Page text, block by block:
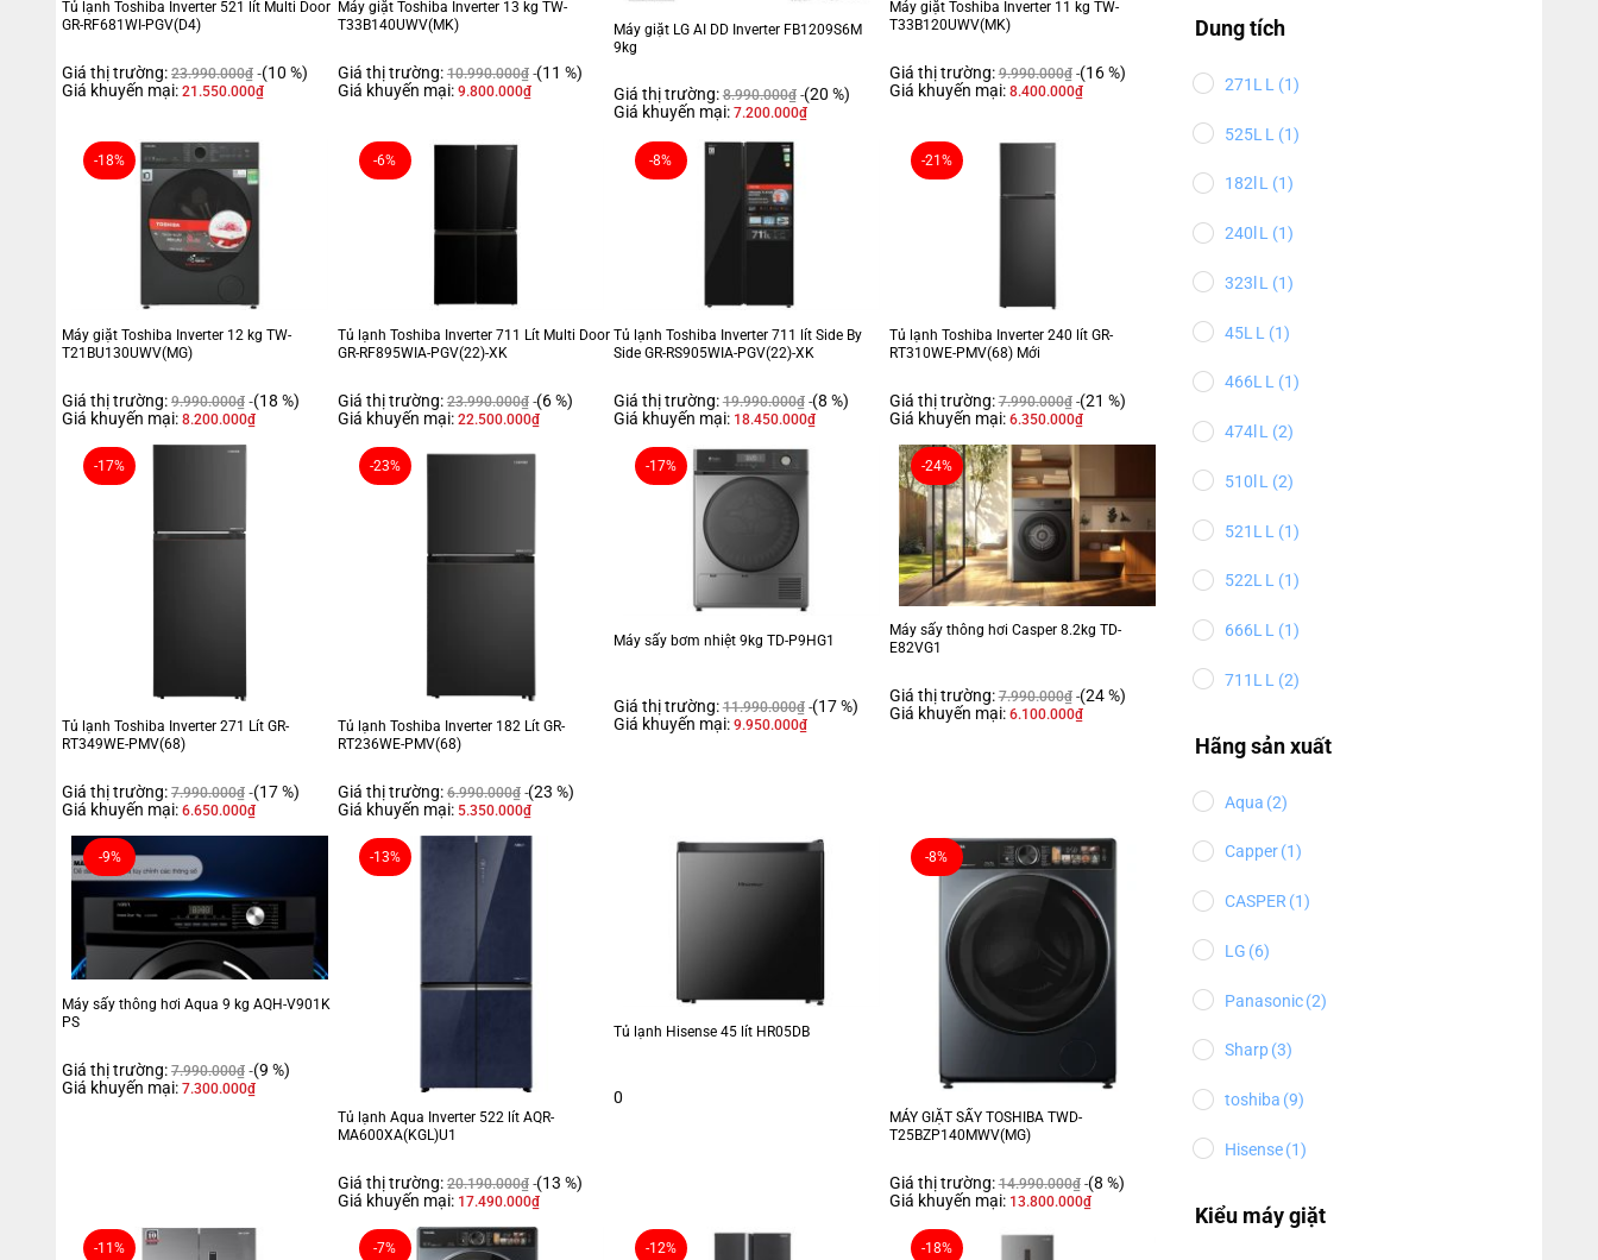
Tủ lạnh Toshiba Inverter 521 lít Multi Door
GR-RF681WI-PGV(D4)
Giá thị trường: 23.990.000₫ (10 %)
Giá khuyến mại: 21.550.000₫
Máy giặt Toshiba Inverter 13 kg TW-
T33B140UWV(MK)
Giá thị trường: 10.990.000₫ (11 %)
Giá khuyến mại: 9.800.000₫
Máy giặt LG AI DD Inverter FB1209S6M
9kg
Giá thị trường:8.990.000₫ (20 %)
Giá khuyến mại: 7.200.000₫
Máy giặt Toshiba Inverter 11 kg TW-
T33B120UWV(MK)
Giá thị trường:9.990.000₫ (16 %)
Giá khuyến mại: 8.400.000₫
-18%
Máy giặt Toshiba Inverter 12 kg TW-
T21BU130UWV(MG)
Giá thị trường: 9.990.000₫ (18 %)
Giá khuyến mại: 8.200.000₫
-6%
Tủ lạnh Toshiba Inverter 711 Lít Multi Door
GR-RF895WIA-PGV(22)-XK
Giá thị trường: 23.990.000₫ (6 %)
Giá khuyến mại: 22.500.000₫
-8%
Tủ lạnh Toshiba Inverter 711 lít Side By
Side GR-RS905WIA-PGV(22)-XK
Giá thị trường:19.990.000₫ (8 %)
Giá khuyến mại: 18.450.000₫
-21%
Tủ lạnh Toshiba Inverter 240 lít GR-
RT310WE-PMV(68) Mới
Giá thị trường:7.990.000₫ (21 %)
Giá khuyến mại: 6.350.000₫
-17%
Tủ lạnh Toshiba Inverter 271 Lít GR-
RT349WE-PMV(68)
Giá thị trường: 7.990.000₫ (17 %)
Giá khuyến mại: 6.650.000₫
-23%
Tủ lạnh Toshiba Inverter 182 Lít GR-
RT236WE-PMV(68)
Giá thị trường: 6.990.000₫ (23 %)
Giá khuyến mại: 5.350.000₫
-17%
Máy sấy bơm nhiệt 9kg TD-P9HG1
Giá thị trường:11.990.000₫ (17 %)
Giá khuyến mại: 9.950.000₫
-24%
Máy sấy thông hơi Casper 8.2kg TD-
E82VG1
Giá thị trường:7.990.000₫ (24 %)
Giá khuyến mại: 6.100.000₫
-9%
Máy sấy thông hơi Aqua 9 kg AQH-V901K
PS
Giá thị trường: 7.990.000₫ (9 %)
Giá khuyến mại: 7.300.000₫
-13%
Tủ lạnh Aqua Inverter 522 lít AQR-
MA600XA(KGL)U1
Giá thị trường: 20.190.000₫ (13 %)
Giá khuyến mại: 17.490.000₫
Tủ lạnh Hisense 45 lít HR05DB
0
-8%
MÁY GIẶT SẤY TOSHIBA TWD-
T25BZP140MWV(MG)
Giá thị trường:14.990.000₫ (8 %)
Giá khuyến mại: 13.800.000₫
-11% -7% -12% -18%
Dung tích
271L (1)
525L (1)
182l (1)
240l (1)
323l (1)
45L (1)
466L (1)
474l (2)
510l (2)
521L (1)
522L (1)
666L (1)
711L (2)
Hãng sản xuất
Aqua (2)
Capper (1)
CASPER (1)
LG (6)
Panasonic (2)
Sharp (3)
toshiba (9)
Hisense (1)
Kiểu máy giặt